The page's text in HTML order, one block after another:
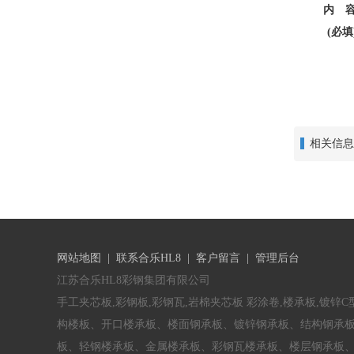
内
(必
相关信息
网站地图 | 联系合乐HL8 | 客户留言 | 管理后台
江苏合乐HL8彩钢集团有限公司
手工夹芯板,彩钢板,彩钢瓦,岩棉夹芯板 彩涂卷,楼承板,镀锌
构楼板、开口楼承板、楼面钢承板、镀锌钢承板、结构钢承
板、轻钢楼承板、金属楼承板、彩钢瓦楼承板、楼层钢承板